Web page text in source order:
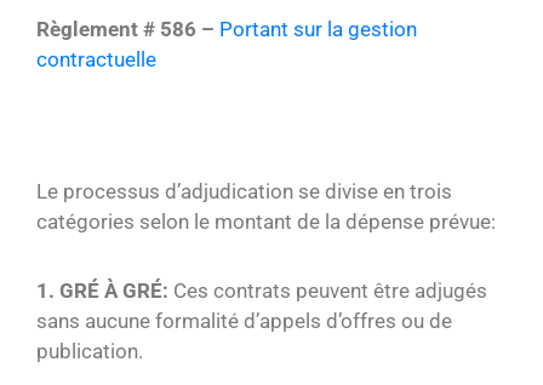
Règlement # 586 – Portant sur la gestion
contractuelle
Le processus d’adjudication se divise en trois
catégories selon le montant de la dépense prévue:
1. GRÉ À GRÉ: Ces contrats peuvent être adjugés
sans aucune formalité d’appels d’offres ou de
publication.